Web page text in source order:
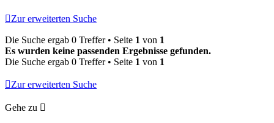
Zur erweiterten Suche
Die Suche ergab 0 Treffer • Seite 1 von 1
Es wurden keine passenden Ergebnisse gefunden.
Die Suche ergab 0 Treffer • Seite 1 von 1
Zur erweiterten Suche
Gehe zu